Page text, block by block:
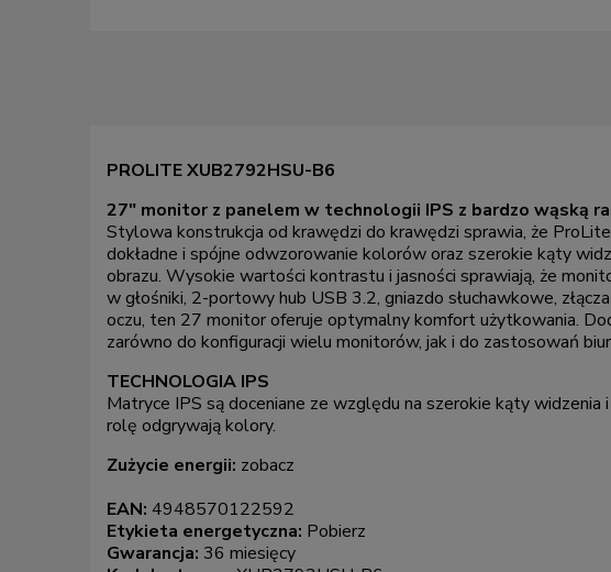
PROLITE XUB2792HSU-B6
27" monitor z panelem w technologii IPS z bardzo wąską
Stylowa konstrukcja od krawędzi do krawędzi sprawia, że
dokładne i spójne odwzorowanie kolorów oraz szerokie kąty
obrazu. Wysokie wartości kontrastu i jasności sprawiają, że
w głośniki, 2-portowy hub USB 3.2, gniazdo słuchawkowe,
oczu, ten 27 monitor oferuje optymalny komfort użytkowania.
zarówno do konfiguracji wielu monitorów, jak i do zastosowań
TECHNOLOGIA IPS
Matryce IPS są doceniane ze względu na szerokie kąty
rolę odgrywają kolory.
Zużycie energii: zobacz
EAN: 4948570122592
Etykieta energetyczna: Pobierz
Gwarancja: 36 miesięcy